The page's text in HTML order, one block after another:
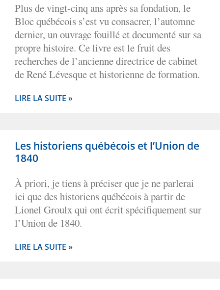
Plus de vingt-cinq ans après sa fondation, le
Bloc québécois s’est vu consacrer, l’automne
dernier, un ouvrage fouillé et documenté sur sa
propre histoire. Ce livre est le fruit des
recherches de l’ancienne directrice de cabinet
de René Lévesque et historienne de formation.
LIRE LA SUITE »
Les historiens québécois et l’Union de
1840
À priori, je tiens à préciser que je ne parlerai
ici que des historiens québécois à partir de
Lionel Groulx qui ont écrit spécifiquement sur
l’Union de 1840.
LIRE LA SUITE »